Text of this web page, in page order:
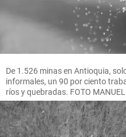
De 1.526 minas en Antioquia,
informales, un 90 por ciento
ríos y quebradas. FOTO